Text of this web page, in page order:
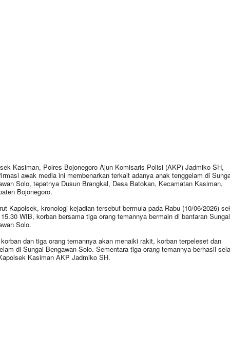
Kasiman, Polres Bojonegoro Ajun Komisaris Polisi (AKP) Jadmiko SH,
awak media ini membenarkan terkait adanya anak tenggelam di
Solo, tepatnya Dusun Brangkal, Desa Batokan, Kecamatan Kasiman,
Bojonegoro.
Kapolsek, kronologi kejadian tersebut bermula pada Rabu (10/06/2026)
WIB, korban bersama tiga orang temannya bermain di bantaran Sungai
Solo.
korban dan tiga orang temannya akan menaiki rakit, korban terpeleset dan
di Sungai Bengawan Solo. Sementara tiga orang temannya berhasil
Kasiman AKP Jadmiko SH.